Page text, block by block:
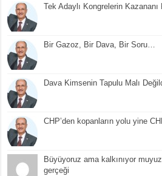
Tek Adaylı Kongrelerin
Bir Gazoz, Bir Dava, Bir Soru…
Dava Kimsenin Tapulu Malı
CHP’den kopanların yolu yine
Büyüyoruz ama kalkınıyor
gerçeği